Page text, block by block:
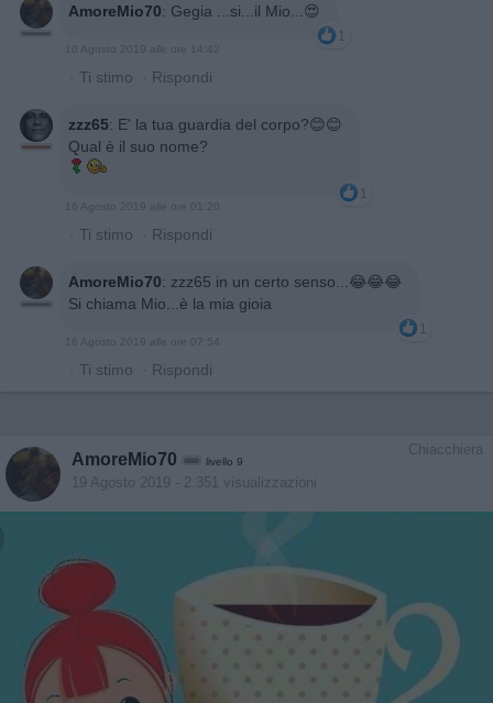
AmoreMio70: Gegia ...si...il Mio...😍
1
10 Agosto 2019 alle ore 14:42
· Ti stimo · Rispondi
zzz65: E' la tua guardia del corpo?😊😊
Qual è il suo nome?
1
16 Agosto 2019 alle ore 01:20
· Ti stimo · Rispondi
AmoreMio70: zzz65 in un certo senso...😂😂😂
Si chiama Mio...è la mia gioia
1
16 Agosto 2019 alle ore 07:54
· Ti stimo · Rispondi
Chiacchiera
AmoreMio70 livello 9
19 Agosto 2019 - 2.351 visualizzazioni